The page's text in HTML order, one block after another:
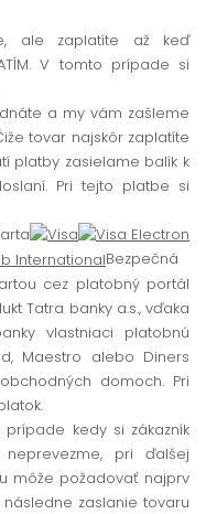
ale zaplatíte až keď
V tomto prípade si
a my vám zašleme
tovar najskôr zaplatíte
platby zasielame balík k
Pri tejto platbe si
Bezpečná
cez platobný portál
Tatra banky a.s., vďaka
vlastniaci platobnú
Maestro alebo Diners
domoch. Pri
kedy si zákazník
pri ďalšej
môže požadovať najprv
zaslanie tovaru